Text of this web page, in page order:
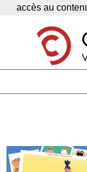
Panneau de gestion des
accès au
Economie